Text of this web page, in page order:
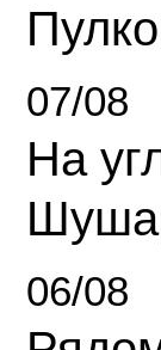
07/08
На
06/08